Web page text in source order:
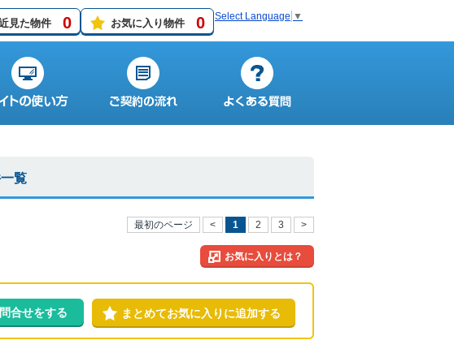
見た物件 0 お気に入り物件 0 Select Language ▼
覧
最初のページ < 1 2 3 >
お気に入りとは？
合せをする まとめてお気に入りに追加する